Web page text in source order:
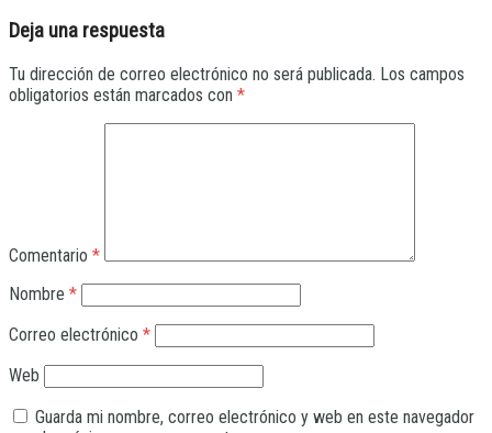
Deja una respuesta
Tu dirección de correo electrónico no será publicada. Los campos
obligatorios están marcados con *
Comentario *
Nombre *
Correo electrónico *
Web
Guarda mi nombre, correo electrónico y web en este navegador